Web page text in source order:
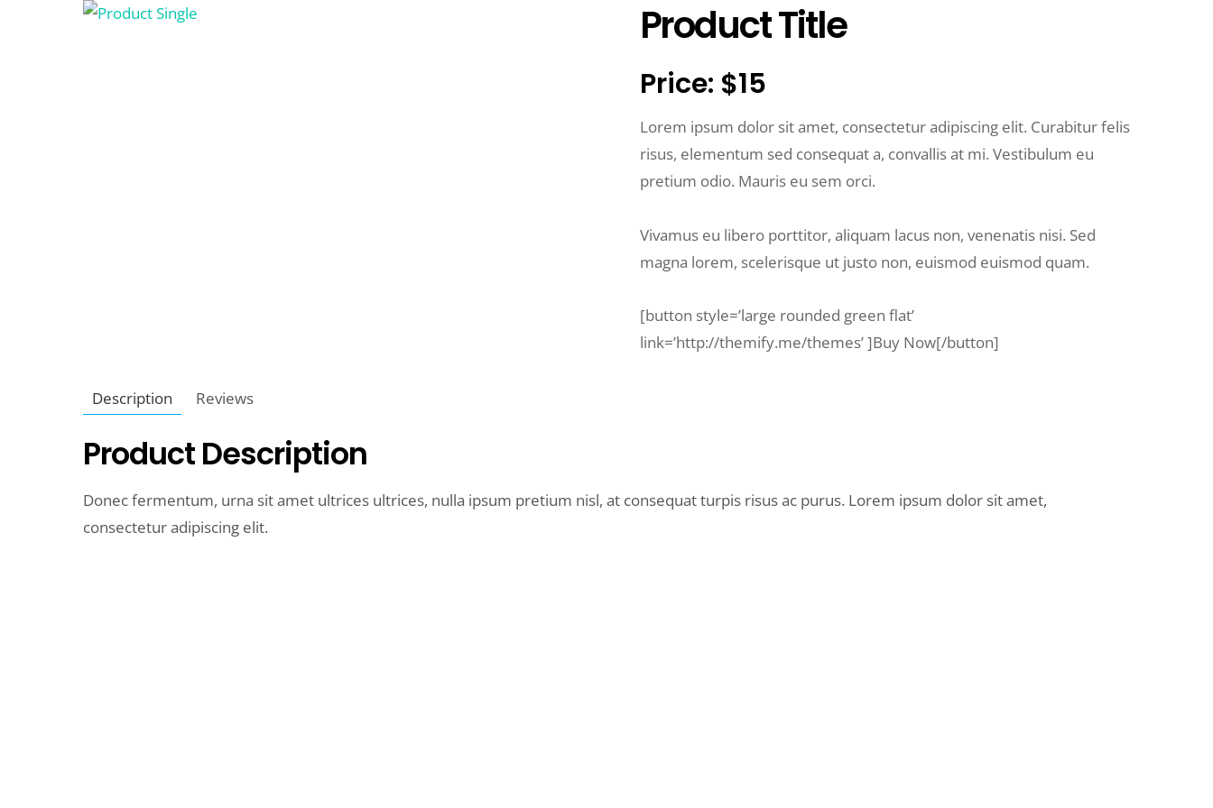
Product Title
Price: $15
Lorem ipsum dolor sit amet, consectetur adipiscing elit. Curabitur felis
risus, elementum sed consequat a, convallis at mi. Vestibulum eu
pretium odio. Mauris eu sem orci.
Vivamus eu libero porttitor, aliquam lacus non, venenatis nisi. Sed
magna lorem, scelerisque ut justo non, euismod euismod quam.
[button style=’large rounded green flat’
link=’http://themify.me/themes’ ]Buy Now[/button]
Description Reviews
Product Description
Donec fermentum, urna sit amet ultrices ultrices, nulla ipsum pretium nisl, at consequat turpis risus ac purus. Lorem ipsum dolor sit amet,
consectetur adipiscing elit.